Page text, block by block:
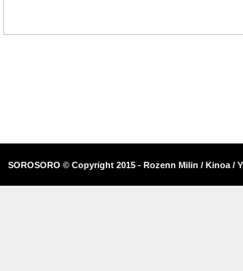
SOROSORO © Copyright 2015 - Rozenn Milin / Kinoa /